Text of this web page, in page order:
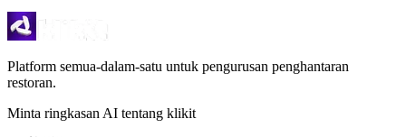
Platform semua-dalam-satu untuk pengurusan penghantaran
restoran.
Minta ringkasan AI tentang klikit